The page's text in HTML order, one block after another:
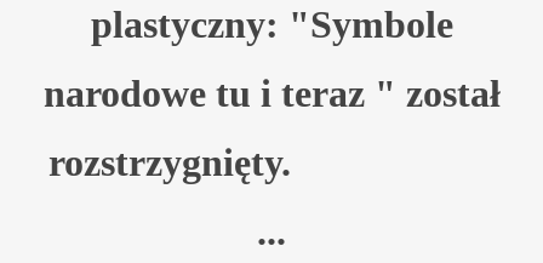
plastyczny: "Symbole
narodowe tu i teraz " został
rozstrzygnięty.
...